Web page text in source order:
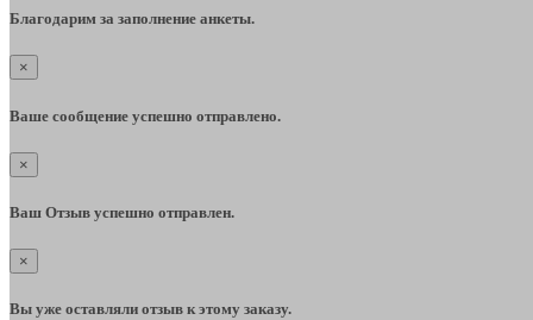
Благодарим за заполнение анкеты.
×
Ваше сообщение успешно отправлено.
×
Ваш Отзыв успешно отправлен.
×
Вы уже оставляли отзыв к этому заказу.